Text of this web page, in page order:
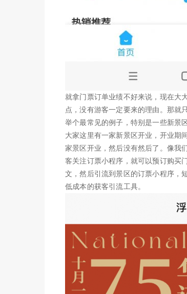
就拿门票订单业绩不好来说，现在大
点，没有游客一定要来的理由。那就
举个最常见的例子，特别是一些新景
大家这里有一家新景区开业，开业期
家景区开业，然后没有然后了。像我
客关注订票小程序，就可以预订购买
文，然后引流到景区的订票小程序，
低成本的获客引流工具。